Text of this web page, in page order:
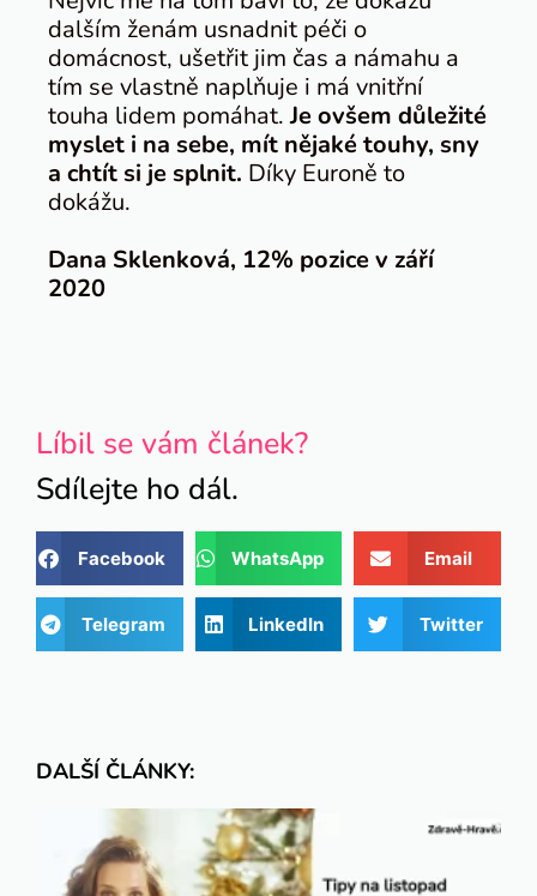
dalším ženám usnadnit péči o
domácnost, ušetřit jim čas a námahu a
tím se vlastně naplňuje i má vnitřní
touha lidem pomáhat.Je ovšem důležité
myslet i na sebe, mít nějaké touhy, sny
a chtít si je splnit. Díky Euroně to
dokážu.
Dana Sklenková, 12% pozice v září
2020
Líbil se vám článek?
Sdílejte ho dál.
Facebook WhatsApp Email
Telegram LinkedIn Twitter
DALŠÍ ČLÁNKY: